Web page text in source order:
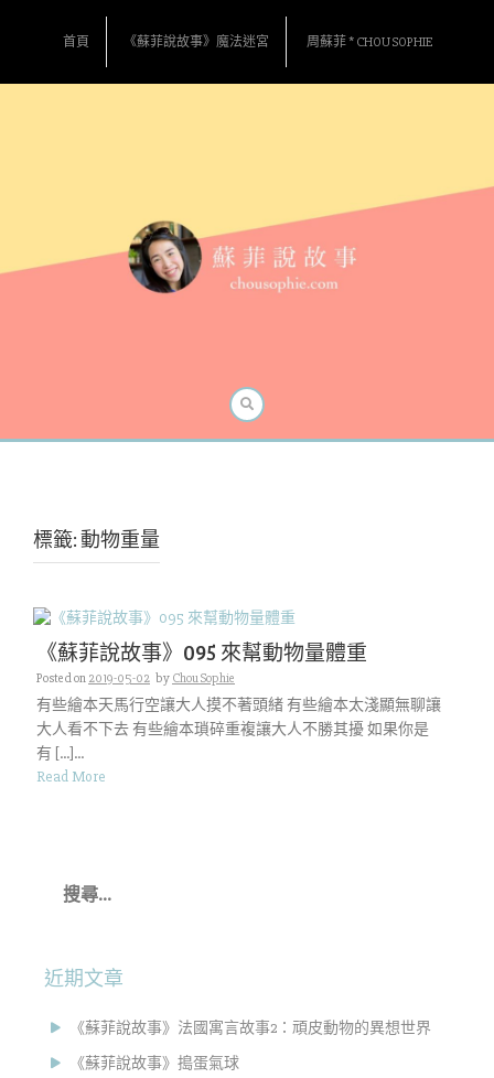
首頁 《蘇菲說故事》魔法迷宮 周蘇菲 * CHOU SOPHIE
標籤:動物重量
《蘇菲說故事》095 來幫動物量體重
Posted on 2019-05-02 by Chou Sophie
有些繪本天馬行空讓大人摸不著頭緒 有些繪本太淺顯無聊讓
大人看不下去 有些繪本瑣碎重複讓大人不勝其擾 如果你是
有 […]...
Read More
近期文章
《蘇菲說故事》法國寓言故事2：頑皮動物的異想世界
《蘇菲說故事》搗蛋氣球